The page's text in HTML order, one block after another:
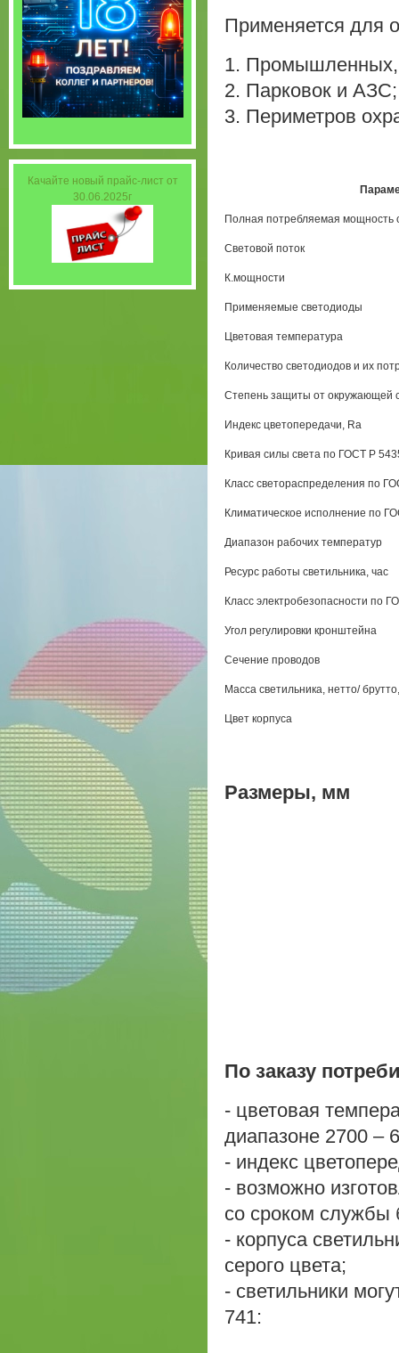
Применяется для
1. Промышленных,
2. Парковок и АЗС;
3. Периметров
Полная потребляемая мощность
Световой поток
К.мощности
Применяемые светодиоды
Цветовая температура
Количество светодиодов и их
Степень защиты от окружающей
Индекс цветопередачи, Ra
Кривая силы света по ГОСТ Р
Класс светораспределения по
Климатическое исполнение по
Диапазон рабочих температур
Ресурс работы светильника, час
Класс электробезопасности по
Угол регулировки кронштейна
Сечение проводов
Масса светильника, нетто/ брутто,
Цвет корпуса
Размеры, мм
По заказу
- цветовая
диапазоне 2700 –
- индекс
- возможно
со сроком службы
- корпуса
серого цвета;
- светильники
741:
Качайте новый прайс-лист от
30.06.2025г